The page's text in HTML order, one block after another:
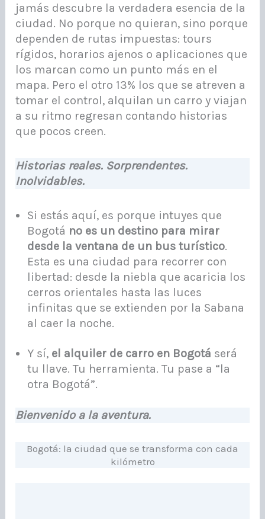
jamás descubre la verdadera esencia de la
ciudad. No porque no quieran, sino porque
dependen de rutas impuestas: tours
rígidos, horarios ajenos o aplicaciones que
los marcan como un punto más en el
mapa. Pero el otro 13% los que se atreven a
tomar el control, alquilan un carro y viajan
a su ritmo regresan contando historias
que pocos creen.
Historias reales. Sorprendentes.
Inolvidables.
Si estás aquí, es porque intuyes que
Bogotá no es un destino para mirar
desde la ventana de un bus turístico.
Esta es una ciudad para recorrer con
libertad: desde la niebla que acaricia los
cerros orientales hasta las luces
infinitas que se extienden por la Sabana
al caer la noche.
Y sí, el alquiler de carro en Bogotá será
tu llave. Tu herramienta. Tu pase a “la
otra Bogotá”.
Bienvenido a la aventura.
Bogotá: la ciudad que se transforma con cada
kilómetro